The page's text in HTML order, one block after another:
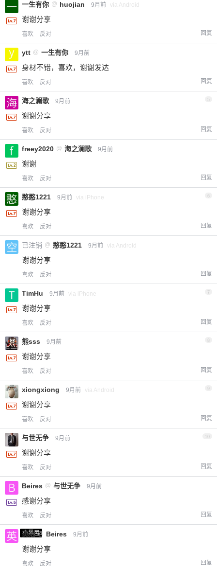
一生有你 @ huojian 9月前 via Android
谢谢分享
喜欢 反对 回复
ytt @ 一生有你 9月前
身材不错，喜欢，谢谢发达
喜欢 反对 回复
海之澜歌 9月前 5
谢谢分享
喜欢 反对 回复
freey2020 @ 海之澜歌 9月前
谢谢
喜欢 反对 回复
憨憨1221 9月前 via iPhone 6
谢谢分享
喜欢 反对 回复
已注销 @ 憨憨1221 9月前 via Android
谢谢分享
喜欢 反对 回复
TimHu 9月前 via iPhone 7
谢谢分享
喜欢 反对 回复
熊sss 9月前
谢谢分享
喜欢 反对 回复
xiongxiong 9月前 via Android 9
谢谢分享
喜欢 反对 回复
与世无争 9月前 10
谢谢分享
喜欢 反对 回复
Beires @ 与世无争 9月前
感谢分享
喜欢 反对 回复
小黑屋
英治 @ Beires 9月前
谢谢分享
喜欢 反对 回复